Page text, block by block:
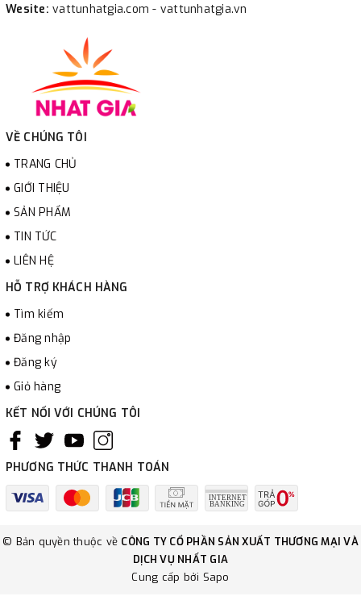
Wesite: vattunhatgia.com - vattunhatgia.vn
VỀ CHÚNG TÔI
TRANG CHỦ
GIỚI THIỆU
SẢN PHẨM
TIN TỨC
LIÊN HỆ
HỖ TRỢ KHÁCH HÀNG
Tìm kiếm
Đăng nhập
Đăng ký
Giỏ hàng
KẾT NỐI VỚI CHÚNG TÔI
PHƯƠNG THỨC THANH TOÁN
© Bản quyền thuộc về CÔNG TY CỔ PHẦN SẢN XUẤT THƯƠNG MẠI VÀ
DỊCH VỤ NHẤT GIA
Cung cấp bởi Sapo